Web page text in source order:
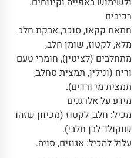
רכיבים
חמאת קקאו, סוכר, אבקת חלב
מלא, לקטוז, שומן חלב,
מתחלבים (לציטין), חומרי טעם
וריח (ונילין, תמצית סחלב,
תמצית מי ורדים).
מידע על אלרגנים
מכיל: חלב, לקטוז (מכיוון שזהו
שוקולד לבן חלבי).
עלול להכיל: אגוזים, סויה.